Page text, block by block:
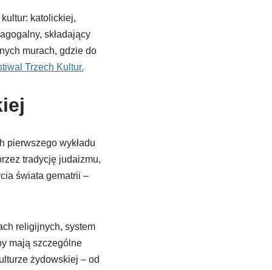
katolickiej,
składający
murach, gdzie do
Trzech Kultur.
pierwszego wykładu
tradycję judaizmu,
świata gematrii –
religijnych, system
mają szczególne
żydowskiej – od